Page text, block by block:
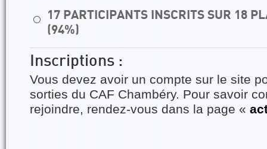
⚪
17 PARTICIPANTS INSCRITS SUR 18
(94%)
Inscriptions :
Vous devez avoir un compte sur le site
sorties du CAF Chambéry. Pour savoir
rejoindre, rendez-vous dans la page «